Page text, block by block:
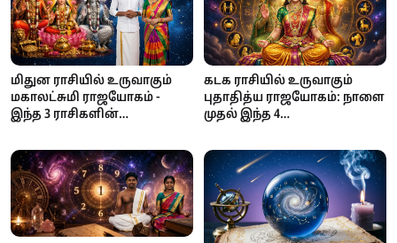
மிதுன ராசியில் உருவாகும்
மகாலட்சுமி ராஜயோகம் -
இந்த 3 ராசிகளின்
கடக ராசியில் உருவாகும்
புதாதித்ய ராஜயோகம்: நாளை
முதல் இந்த 4
அதிர்ஷ்டம்!